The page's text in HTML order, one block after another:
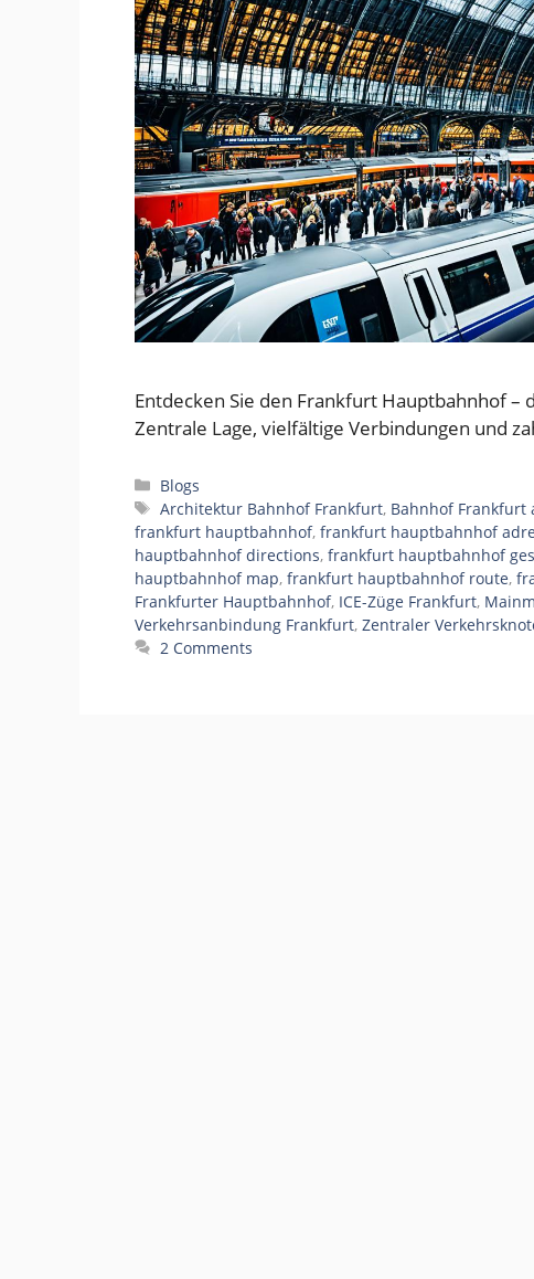
Entdecken Sie den Frankfurt Hauptbahnhof
Zentrale Lage, vielfältige Verbindungen und
Categories
Blogs
Tags
Architektur Bahnhof Frankfurt, Bahnhof Frankfurt
frankfurt hauptbahnhof, frankfurt hauptbahnhof
hauptbahnhof directions, frankfurt hauptbahnhof
hauptbahnhof map, frankfurt hauptbahnhof route,
Frankfurter Hauptbahnhof, ICE-Züge Frankfurt,
Verkehrsanbindung Frankfurt, Zentraler
2 Comments